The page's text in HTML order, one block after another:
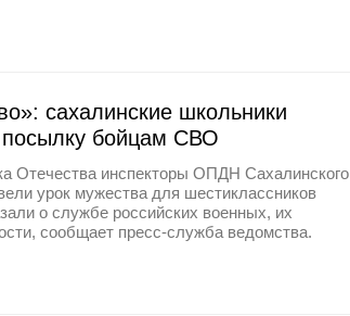
сахалинские школьники
бойцам СВО
Отечества инспекторы ОПДН Сахалинского
урок мужества для шестиклассников
о службе российских военных, их
сообщает пресс-служба ведомства.